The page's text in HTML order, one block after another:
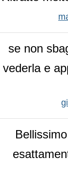
se non
vederla e